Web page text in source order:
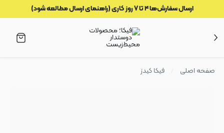
ارسال سفارش‌ها ۴ تا ۷ روز کاری (راهنمای ارسال مطالعه شود)
صفحه اصلی فیکا کیدز